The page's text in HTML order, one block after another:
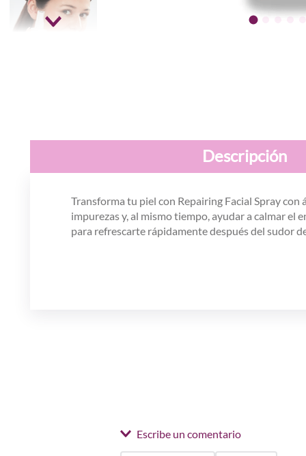
Descripción
Transforma tu piel con Repairing Facial Spray
impurezas y, al mismo tiempo, ayudar a calmar el
para refrescarte rápidamente después del sudor
Escribe un comentario